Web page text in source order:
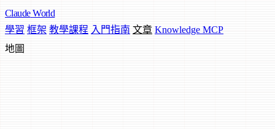
Claude World
學習 框架 教學課程 入門指南 文章 Knowledge MCP
地圖